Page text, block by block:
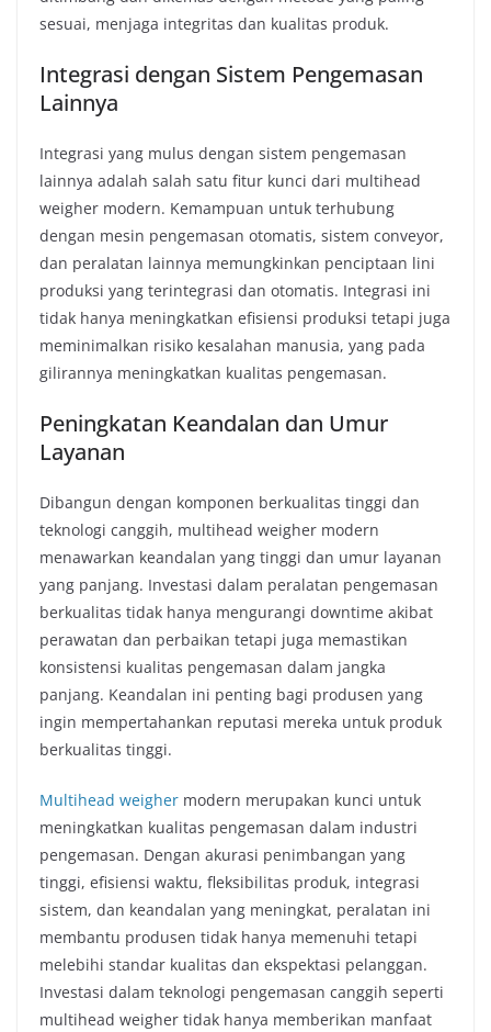
sesuai, menjaga integritas dan kualitas produk.
Integrasi dengan Sistem Pengemasan
Lainnya
Integrasi yang mulus dengan sistem pengemasan
lainnya adalah salah satu fitur kunci dari multihead
weigher modern. Kemampuan untuk terhubung
dengan mesin pengemasan otomatis, sistem conveyor,
dan peralatan lainnya memungkinkan penciptaan lini
produksi yang terintegrasi dan otomatis. Integrasi ini
tidak hanya meningkatkan efisiensi produksi tetapi juga
meminimalkan risiko kesalahan manusia, yang pada
gilirannya meningkatkan kualitas pengemasan.
Peningkatan Keandalan dan Umur
Layanan
Dibangun dengan komponen berkualitas tinggi dan
teknologi canggih, multihead weigher modern
menawarkan keandalan yang tinggi dan umur layanan
yang panjang. Investasi dalam peralatan pengemasan
berkualitas tidak hanya mengurangi downtime akibat
perawatan dan perbaikan tetapi juga memastikan
konsistensi kualitas pengemasan dalam jangka
panjang. Keandalan ini penting bagi produsen yang
ingin mempertahankan reputasi mereka untuk produk
berkualitas tinggi.
Multihead weigher modern merupakan kunci untuk
meningkatkan kualitas pengemasan dalam industri
pengemasan. Dengan akurasi penimbangan yang
tinggi, efisiensi waktu, fleksibilitas produk, integrasi
sistem, dan keandalan yang meningkat, peralatan ini
membantu produsen tidak hanya memenuhi tetapi
melebihi standar kualitas dan ekspektasi pelanggan.
Investasi dalam teknologi pengemasan canggih seperti
multihead weigher tidak hanya memberikan manfaat